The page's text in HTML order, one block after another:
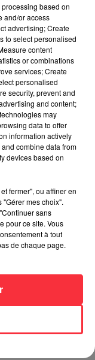
based on
and/or access
advertising; Create
to select personalised
content
or combinations
services; Create
personalised
security, prevent and
and content;
may
data to offer
information actively
combine data from
devices based on
fermer", ou affiner en
mes choix".
sans
pour ce site. Vous
à tout
de chaque page.